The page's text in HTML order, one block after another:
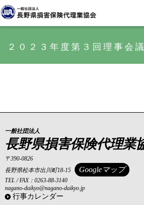
２０２３年度第３回理事会
一般社団法人
長野県損害保険代理業
〒390-0826
長野県松本市出川町18-15
Googleマップ
TEL / FAX：0263-88-3140
nagano-daikyo@nagano-daikyo.jp
行事カレンダー